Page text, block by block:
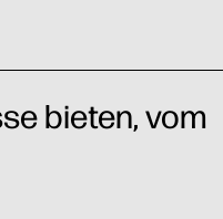
bieten, vom